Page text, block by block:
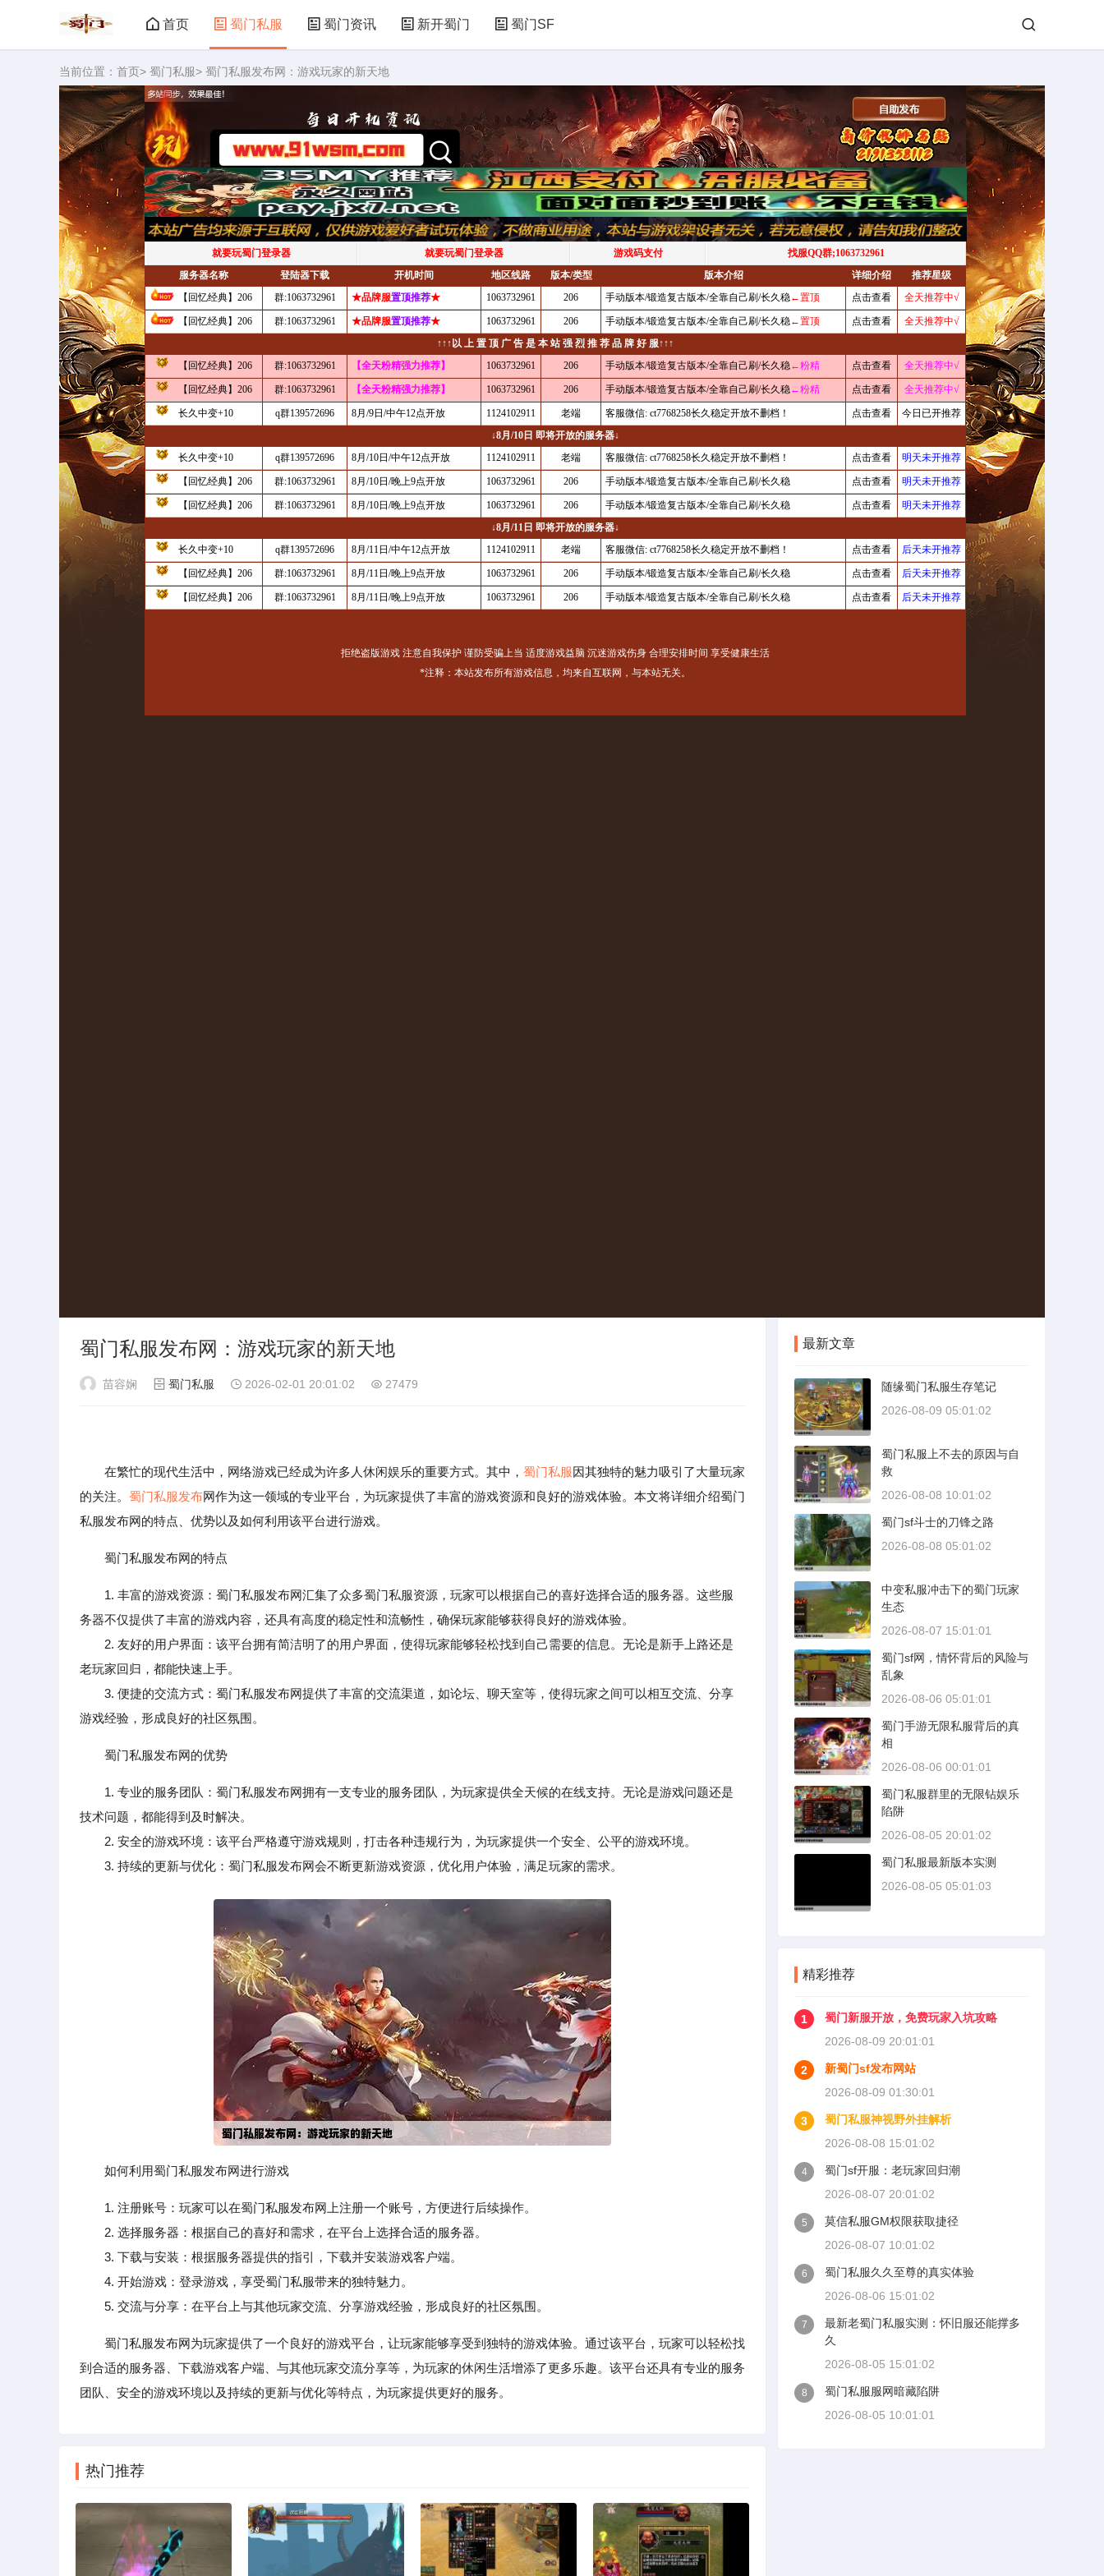
首页 蜀门私服 蜀门资讯 新开蜀门 蜀门SF
当前位置： 首页> 蜀门私服> 蜀门私服发布网：游戏玩家的新天地
蜀门私服发布网：游戏玩家的新天地
苗容娴 蜀门私服 2026-02-01 20:01:02 27479
在繁忙的现代生活中，网络游戏已经成为许多人休闲娱乐的重要方式。其中， 蜀门私服因其独特的魅力吸引了大量玩家
的关注。 蜀门私服发布网作为这一领域的专业平台，为玩家提供了丰富的游戏资源和良好的游戏体验。本文将详细介绍蜀门
私服发布网的特点、优势以及如何利用该平台进行游戏。
蜀门私服发布网的特点
1. 丰富的游戏资源：蜀门私服发布网汇集了众多蜀门私服资源，玩家可以根据自己的喜好选择合适的服务器。这些服
务器不仅提供了丰富的游戏内容，还具有高度的稳定性和流畅性，确保玩家能够获得良好的游戏体验。
2. 友好的用户界面：该平台拥有简洁明了的用户界面，使得玩家能够轻松找到自己需要的信息。无论是新手上路还是
老玩家回归，都能快速上手。
3. 便捷的交流方式：蜀门私服发布网提供了丰富的交流渠道，如论坛、聊天室等，使得玩家之间可以相互交流、分享
游戏经验，形成良好的社区氛围。
蜀门私服发布网的优势
1. 专业的服务团队：蜀门私服发布网拥有一支专业的服务团队，为玩家提供全天候的在线支持。无论是游戏问题还是
技术问题，都能得到及时解决。
2. 安全的游戏环境：该平台严格遵守游戏规则，打击各种违规行为，为玩家提供一个安全、公平的游戏环境。
3. 持续的更新与优化：蜀门私服发布网会不断更新游戏资源，优化用户体验，满足玩家的需求。
如何利用蜀门私服发布网进行游戏
1. 注册账号：玩家可以在蜀门私服发布网上注册一个账号，方便进行后续操作。
2. 选择服务器：根据自己的喜好和需求，在平台上选择合适的服务器。
3. 下载与安装：根据服务器提供的指引，下载并安装游戏客户端。
4. 开始游戏：登录游戏，享受蜀门私服带来的独特魅力。
5. 交流与分享：在平台上与其他玩家交流、分享游戏经验，形成良好的社区氛围。
蜀门私服发布网为玩家提供了一个良好的游戏平台，让玩家能够享受到独特的游戏体验。通过该平台，玩家可以轻松找
到合适的服务器、下载游戏客户端、与其他玩家交流分享等，为玩家的休闲生活增添了更多乐趣。该平台还具有专业的服务
团队、安全的游戏环境以及持续的更新与优化等特点，为玩家提供更好的服务。
热门推荐
最新文章
随缘蜀门私服生存笔记
2026-08-09 05:01:02
蜀门私服上不去的原因与自
救
2026-08-08 10:01:02
蜀门sf斗士的刀锋之路
2026-08-08 05:01:02
中变私服冲击下的蜀门玩家
生态
2026-08-07 15:01:01
蜀门sf网，情怀背后的风险与
乱象
2026-08-06 05:01:01
蜀门手游无限私服背后的真
相
2026-08-06 00:01:01
蜀门私服群里的无限钻娱乐
陷阱
2026-08-05 20:01:02
蜀门私服最新版本实测
2026-08-05 05:01:03
精彩推荐
1
蜀门新服开放，免费玩家入坑攻略
2026-08-09 20:01:01
2
新蜀门sf发布网站
2026-08-09 01:30:01
3
蜀门私服神视野外挂解析
2026-08-08 15:01:02
4
蜀门sf开服：老玩家回归潮
2026-08-07 20:01:02
5
莫信私服GM权限获取捷径
2026-08-07 10:01:02
6
蜀门私服久久至尊的真实体验
2026-08-06 15:01:02
7
最新老蜀门私服实测：怀旧服还能撑多
久
2026-08-05 15:01:02
8
蜀门私服服网暗藏陷阱
2026-08-05 10:01:01